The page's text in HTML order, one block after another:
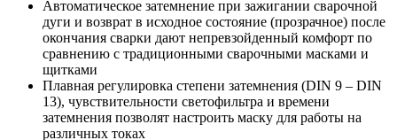
Автоматическое затемнение при зажигании сварочной
дуги и возврат в исходное состояние (прозрачное) после
окончания сварки дают непревзойденный комфорт по
сравнению с традиционными сварочными масками и
щитками
Плавная регулировка степени затемнения (DIN 9 – DIN
13), чувствительности светофильтра и времени
затемнения позволят настроить маску для работы на
различных токах